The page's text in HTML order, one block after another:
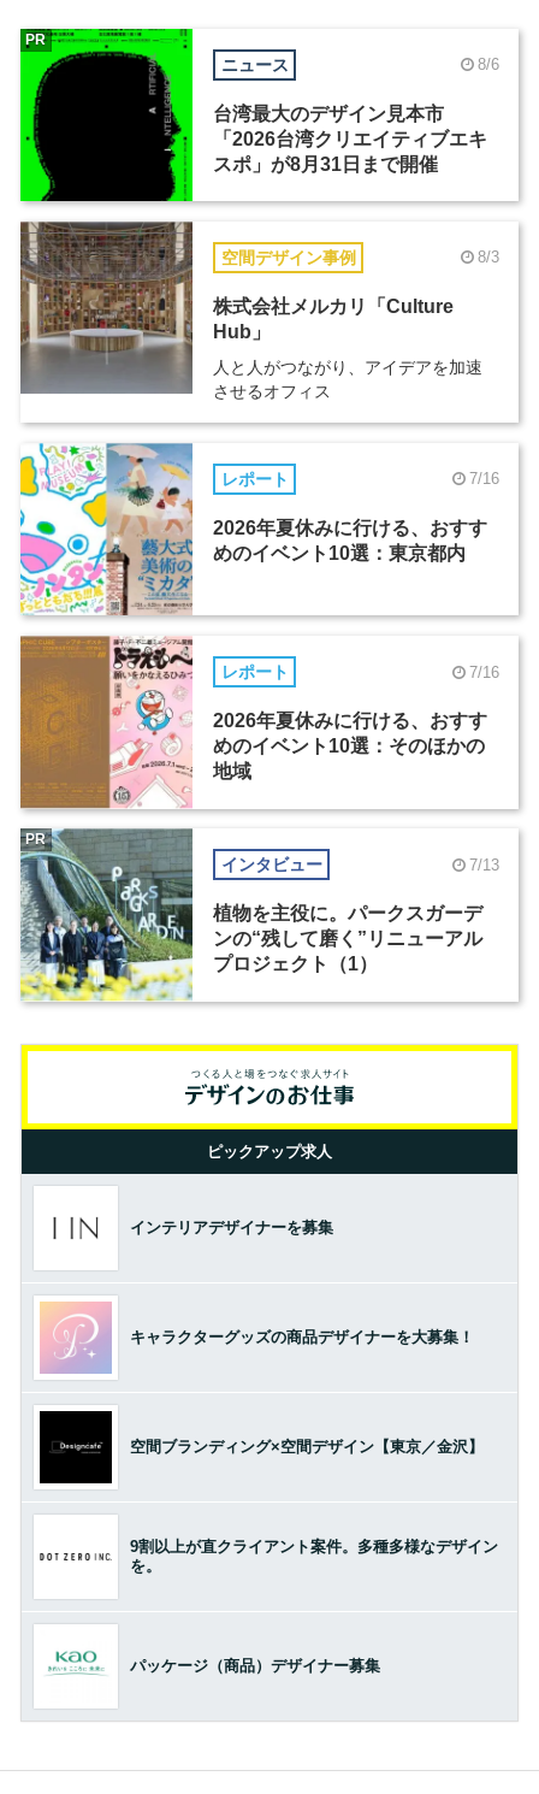
ニュース 8/6
台湾最大のデザイン見本市
「2026台湾クリエイティブエキ
スポ」が8月31日まで開催
PR
空間デザイン事例 8/3
株式会社メルカリ「Culture
Hub」
人と人がつながり、アイデアを加速
させるオフィス
レポート 7/16
2026年夏休みに行ける、おすす
めのイベント10選：東京都内
レポート 7/16
2026年夏休みに行ける、おすす
めのイベント10選：そのほかの
地域
インタビュー 7/13
植物を主役に。パークスガーデ
ンの“残して磨く”リニューアル
プロジェクト（1）
PR
ピックアップ求人
インテリアデザイナーを募集
キャラクターグッズの商品デザイナーを大募集！
空間ブランディング×空間デザイン【東京／金沢】
9割以上が直クライアント案件。多種多様なデザイン
を。
パッケージ（商品）デザイナー募集